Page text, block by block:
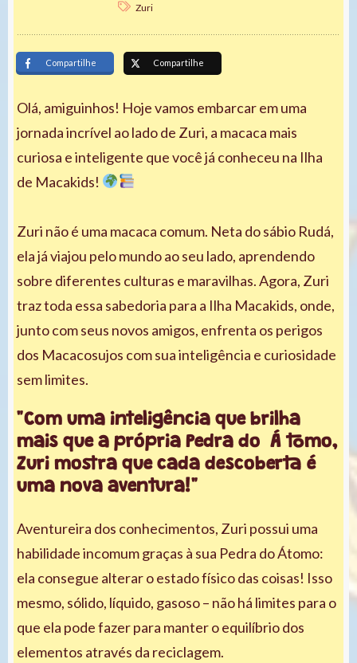
Zuri
Compartilhe Compartilhe
Olá, amiguinhos! Hoje vamos embarcar em uma
jornada incrível ao lado de Zuri, a macaca mais
curiosa e inteligente que você já conheceu na Ilha
de Macakids!
Zuri não é uma macaca comum. Neta do sábio Rudá,
ela já viajou pelo mundo ao seu lado, aprendendo
sobre diferentes culturas e maravilhas. Agora, Zuri
traz toda essa sabedoria para a Ilha Macakids, onde,
junto com seus novos amigos, enfrenta os perigos
dos Macacosujos com sua inteligência e curiosidade
sem limites.
"Com uma inteligência que brilha
mais que a própria Pedra do Á tomo,
Zuri mostra que cada descoberta é
uma nova aventura!"
Aventureira dos conhecimentos, Zuri possui uma
habilidade incomum graças à sua Pedra do Átomo:
ela consegue alterar o estado físico das coisas! Isso
mesmo, sólido, líquido, gasoso – não há limites para o
que ela pode fazer para manter o equilíbrio dos
elementos através da reciclagem.